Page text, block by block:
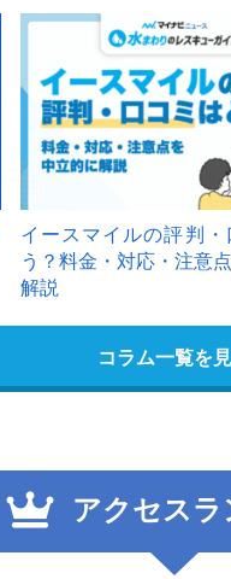
イースマイルの評判・
う？料金・対応・注意
解説
コラム一覧を
アクセス